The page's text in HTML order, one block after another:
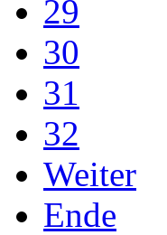
29
30
31
32
Weiter
Ende